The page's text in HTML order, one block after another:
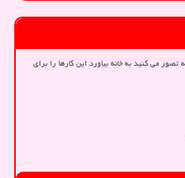
می کنید به خانه بیاورد این کارها را برای